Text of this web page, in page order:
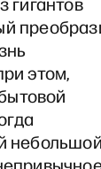
этом,
небольшой